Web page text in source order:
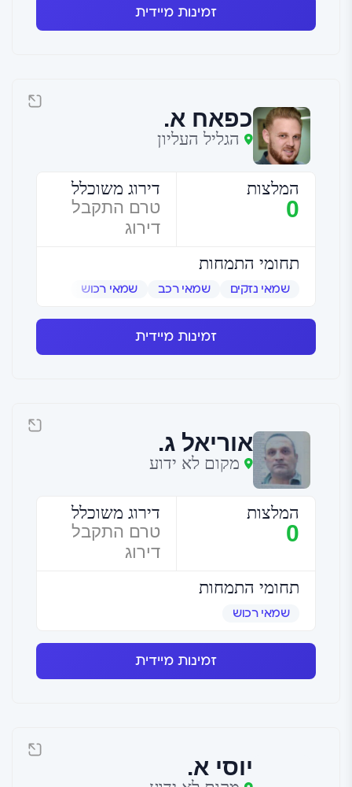
זמינות מיידית
כפאח א.
הגליל העליון
המלצות
0
דירוג משוכלל
טרם התקבל
דירוג
תחומי התמחות
שמאי נזקים שמאי רכב שמאי רכוש
זמינות מיידית
אוריאל ג.
מקום לא ידוע
המלצות
0
דירוג משוכלל
טרם התקבל
דירוג
תחומי התמחות
שמאי רכוש
זמינות מיידית
יוסי א.